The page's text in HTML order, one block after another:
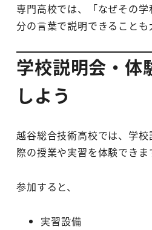
専門高校では、「なぜその
分の言葉で説明できることも
学校説明会・体
しよう
越谷総合技術高校では、学
際の授業や実習を体験できま
参加すると、
実習設備